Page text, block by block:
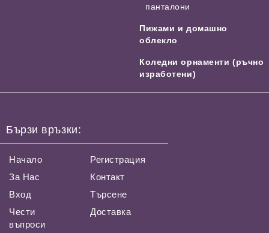
панталони
Пижами и домашно
облекло
Коледни орнаменти (ръчно
изработени)
Бързи връзки:
Начало
За Нас
Вход
Чести
въпроси
Регистрация
Контакт
Търсене
Доставка